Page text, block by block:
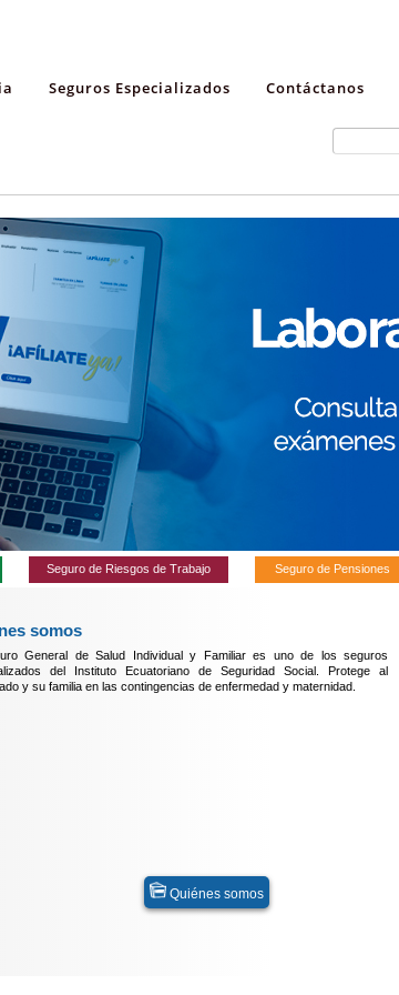
Seguros Especializados Contáctanos
Seguro de Riesgos de Trabajo Seguro de Pensiones
somos
General de Salud Individual y Familiar es uno de los seguros
del Instituto Ecuatoriano de Seguridad Social. Protege al
y su familia en las contingencias de enfermedad y maternidad.
Quiénes somos